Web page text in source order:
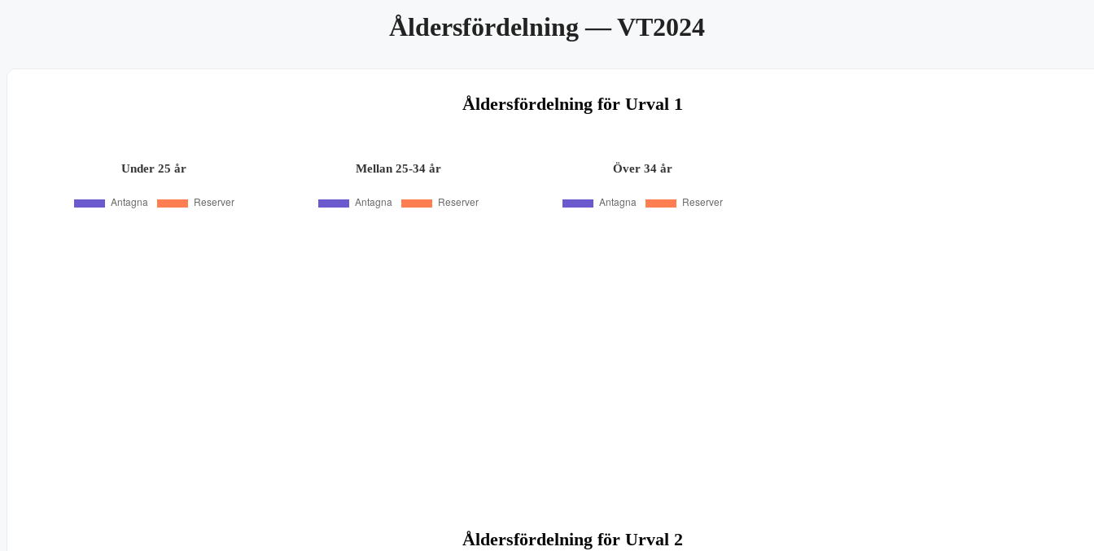
Åldersfördelning— VT2024
Åldersfördelning för Urval 1
Under 25 år Mellan 25-34 år Över 34 år
Åldersfördelning för Urval 2